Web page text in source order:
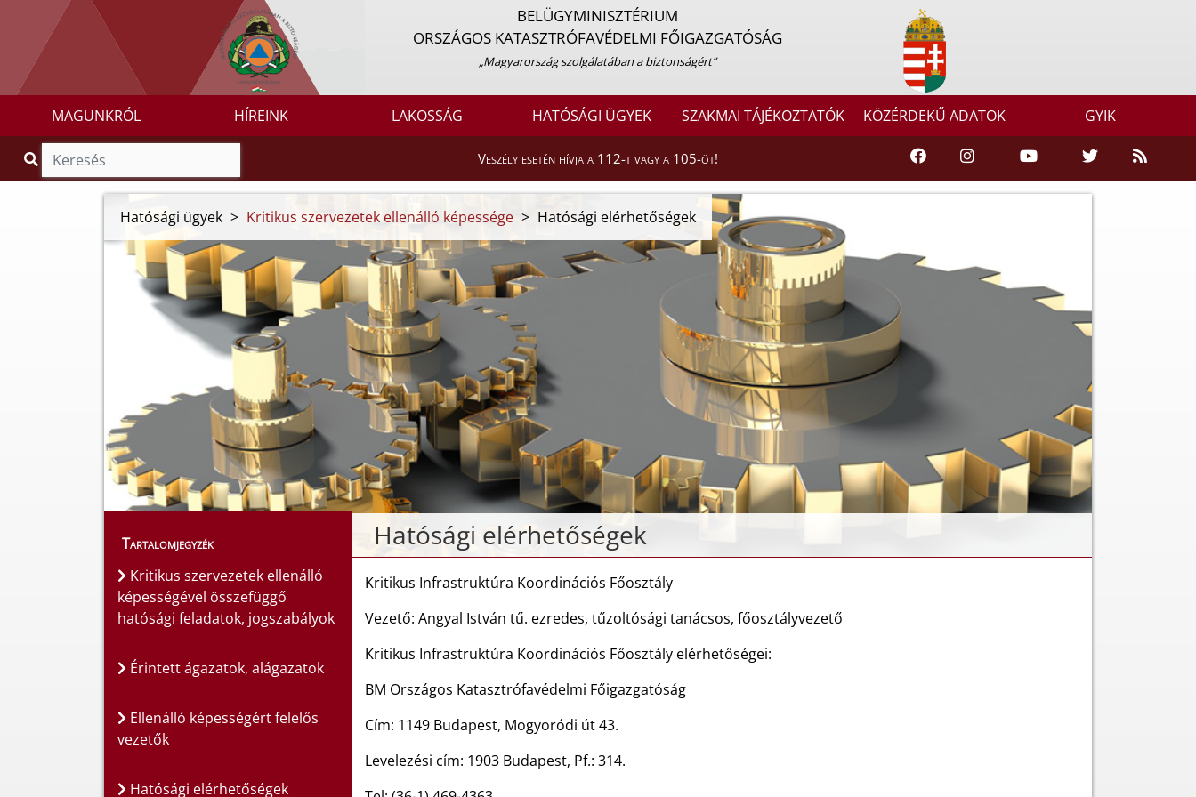
BELÜGYMINISZTÉRIUM
ORSZÁGOS KATASZTRÓFAVÉDELMI FŐIGAZGATÓSÁG
„Magyarország szolgálatában a biztonságért”
MAGUNKRÓL HÍREINK LAKOSSÁG HATÓSÁGI ÜGYEK SZAKMAI TÁJÉKOZTATÓK KÖZÉRDEKŰ ADATOK GYIK
Veszély esetén hívja a 112-t vagy a 105-öt!
Hatósági ügyek > Kritikus szervezetek ellenálló képessége > Hatósági elérhetőségek
Tartalomjegyzék
Kritikus szervezetek ellenálló
képességével összefüggő
hatósági feladatok, jogszabályok
Érintett ágazatok, alágazatok
Ellenálló képességért felelős
vezetők
Hatósági elérhetőségek
Hatósági elérhetőségek
Kritikus Infrastruktúra Koordinációs Főosztály
Vezető: Angyal István tű. ezredes, tűzoltósági tanácsos, főosztályvezető
Kritikus Infrastruktúra Koordinációs Főosztály elérhetőségei:
BM Országos Katasztrófavédelmi Főigazgatóság
Cím: 1149 Budapest, Mogyoródi út 43.
Levelezési cím: 1903 Budapest, Pf.: 314.